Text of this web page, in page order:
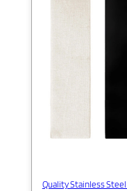
Quality Stainless